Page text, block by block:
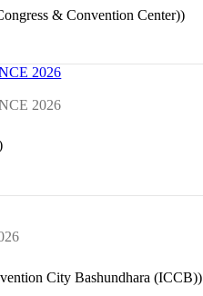
& Convention Center))
2026
2026
City Bashundhara (ICCB))